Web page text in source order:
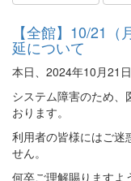
【全館】10/21
延について
本日、2024年10月21
システム障害のため、
おります。
利用者の皆様にはご迷
せん。
何卒ご理解賜りますよ